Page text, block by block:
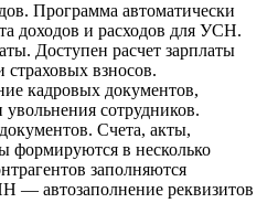
Программа автоматически
доходов и расходов для УСН.
Доступен расчет зарплаты
взносов.
кадровых документов,
сотрудников.
Счета, акты,
формируются в несколько
заполняются
— автозаполнение реквизитов